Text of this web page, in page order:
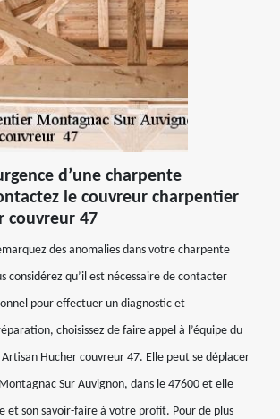
d’une charpente
le couvreur charpentier
couvreur 47
des anomalies dans votre charpente
considérez qu’il est nécessaire de contacter
pour effectuer un diagnostic et
choisissez de faire appel à l’équipe du
Hucher couvreur 47. Elle peut se déplacer
Sur Auvignon, dans le 47600 et elle
et son savoir-faire à votre profit. Pour de plus